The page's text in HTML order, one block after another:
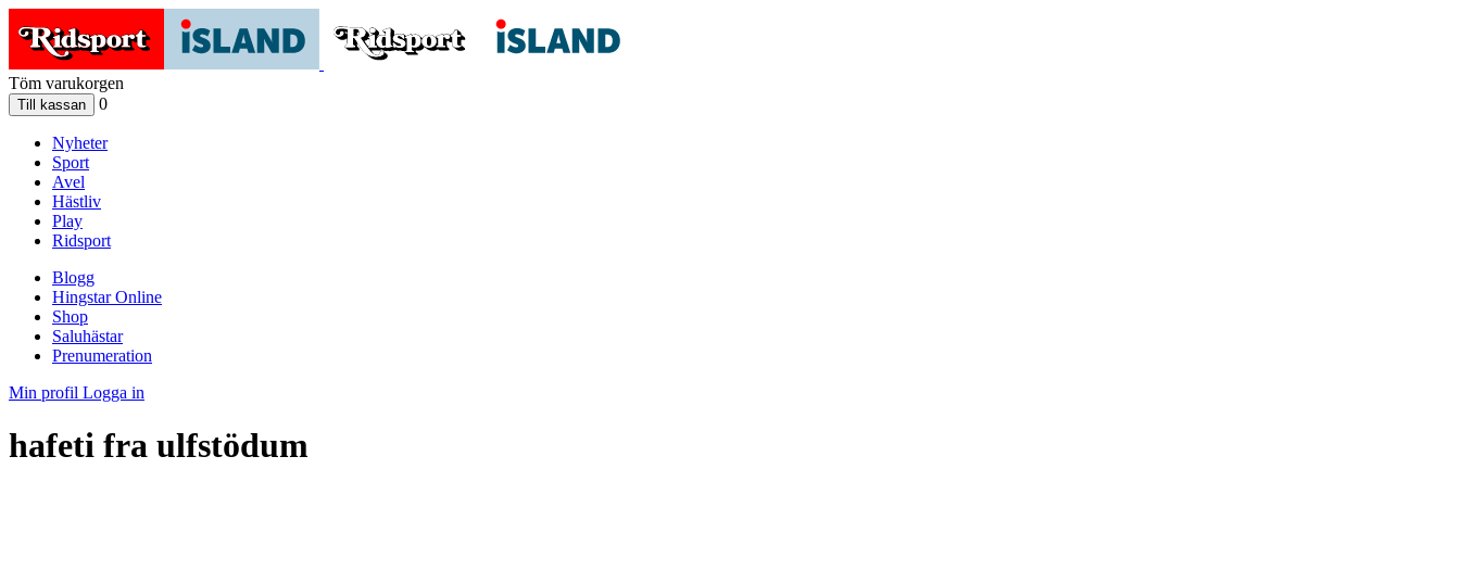
Töm varukorgen
0
Nyheter
Sport
Avel
Hästliv
Play
Ridsport
Blogg
Hingstar Online
Shop
Saluhästar
Prenumeration
Min profil Logga in
hafeti fra ulfstödum